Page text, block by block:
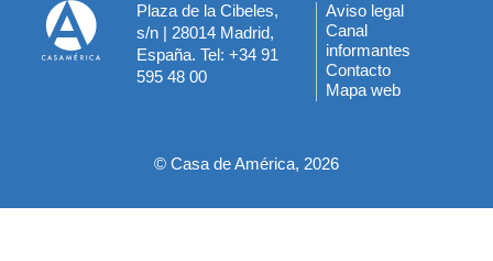
Plaza de la Cibeles,
s/n | 28014 Madrid,
España. Tel: +34 91
595 48 00
Menú
del
pie
Aviso legal
Canal
informantes
Contacto
Mapa web
© Casa de América, 2026